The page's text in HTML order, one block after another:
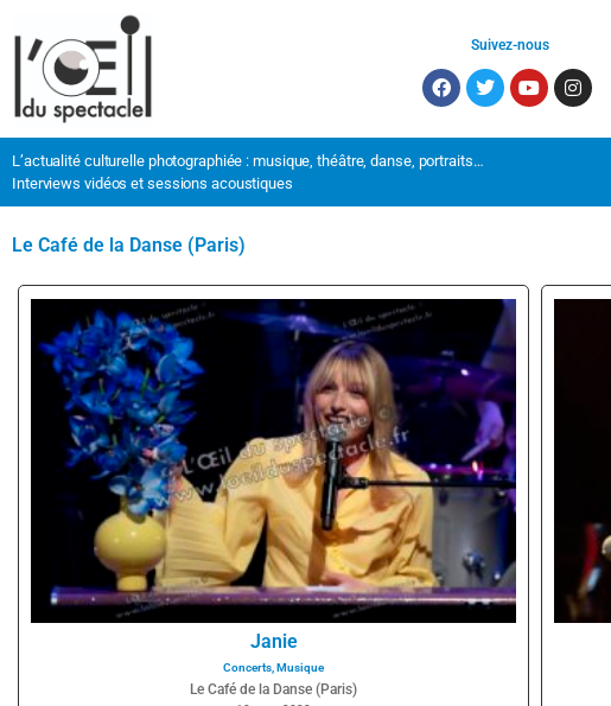
Suivez-nous
L’actualité culturelle photographiée : musique, théâtre, danse, portraits…
Interviews vidéos et sessions acoustiques
Le Café de la Danse (Paris)
Janie
Concerts, Musique
Le Café de la Danse (Paris)